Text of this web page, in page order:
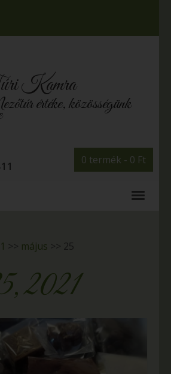
Kamra
értéke, közösségünk
0 termék - 0 Ft
>> május >> 25
2021